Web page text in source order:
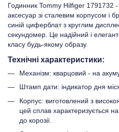
Годинник Tommy Hilfiger 1791732 -
аксесуар зі сталевим корпусом і
синій циферблат з круглим
секундомер. Це надійний і
класу будь-якому образу.
Технічні характеристики:
Механізм: кварцовий - на
Штамп дати: індикатор дня
Корпус: виготовлений з
цей сплав характеризується
до корозії.